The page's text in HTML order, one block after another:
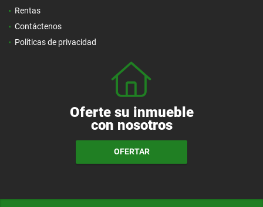
Rentas
Contáctenos
Políticas de privacidad
Oferte su inmueble
con nosotros
OFERTAR